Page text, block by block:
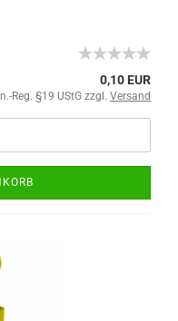
0,10 EUR
Reg. §19 UStG zzgl. Versand